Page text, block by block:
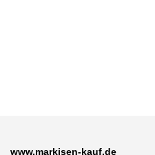
www.markisen-kauf.de